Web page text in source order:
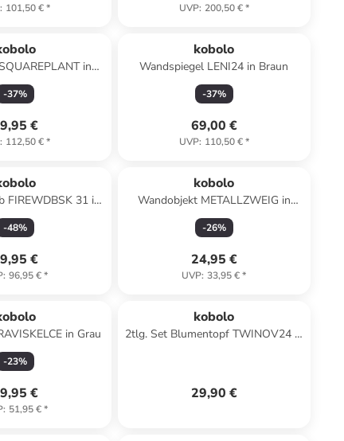
: 101,50 €* UVP: 200,50 €*
in
Braun
-37%
€
: 112,50 €*
kobolo
Wandspiegel LENI24 in Braun
-37%
69,00 €
UVP: 110,50 €*
FIREWDBSK 31 in
Grau
-48%
€
: 96,95 €*
kobolo
Wandobjekt METALLZWEIG in
Bunt
-26%
24,95 €
UVP: 33,95 €*
in Grau
-23%
€
: 51,95 €*
kobolo
2tlg. Set Blumentopf TWINOV24 in
29,90 €